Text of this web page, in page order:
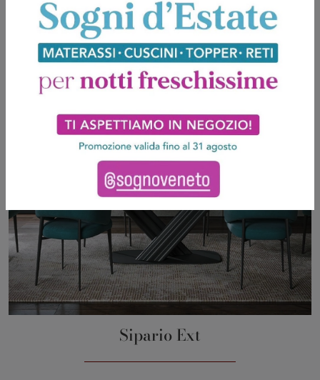
Sipario Ext